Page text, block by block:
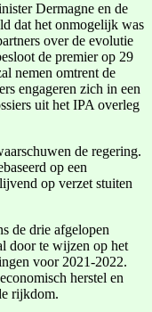
Dermagne en de
dat het onmogelijk was
over de evolutie
de premier op 29
nemen omtrent de
engageren zich in een
uit het IPA overleg
de regering.
op een
op verzet stuiten
de drie afgelopen
door te wijzen op het
voor 2021-2022.
herstel en
rijkdom.